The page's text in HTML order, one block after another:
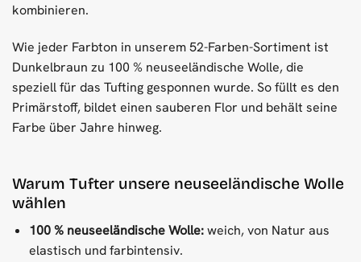
kombinieren.
Wie jeder Farbton in unserem 52-Farben-Sortiment ist
Dunkelbraun zu 100 % neuseeländische Wolle, die
speziell für das Tufting gesponnen wurde. So füllt es den
Primärstoff, bildet einen sauberen Flor und behält seine
Farbe über Jahre hinweg.
Warum Tufter unsere neuseeländische Wolle
wählen
100 % neuseeländische Wolle:weich, von Natur aus
elastisch und farbintensiv.